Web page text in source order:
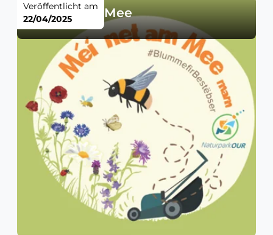
Méi net am Mee
Veröffentlicht am
22/04/2025